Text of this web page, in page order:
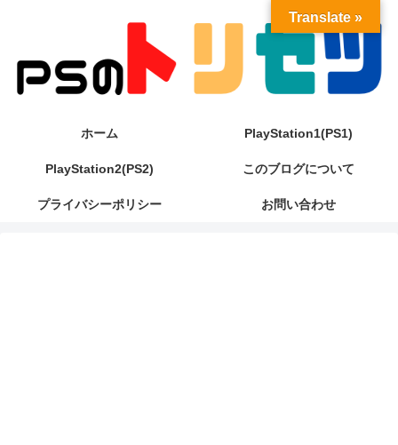
ホーム PlayStation1(PS1)
PlayStation2(PS2) このブログについて
プライバシーポリシー お問い合わせ
Translate »